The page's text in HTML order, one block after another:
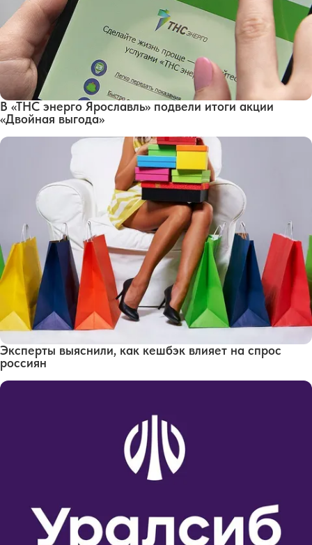
В «ТНС энерго Ярославль» подвели итоги акции
«Двойная выгода»
Эксперты выяснили, как кешбэк влияет на спрос
россиян